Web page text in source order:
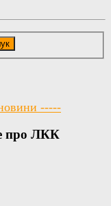
-----
про ЛКК